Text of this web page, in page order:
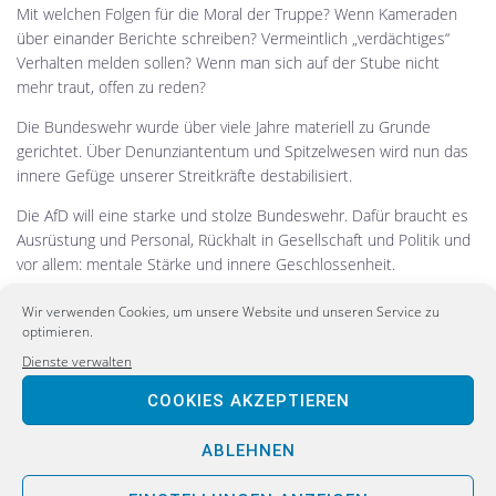
Wir verwenden Cookies, um unsere Website und unseren Service zu
optimieren.
Dienste verwalten
COOKIES AKZEPTIEREN
ABLEHNEN
Mit welchen Folgen für die Moral der Truppe? Wenn Kameraden
über einander Berichte schreiben? Vermeintlich „verdächtiges“
Verhalten melden sollen? Wenn man sich auf der Stube nicht
mehr traut, offen zu reden?
Die Bundeswehr wurde über viele Jahre materiell zu Grunde
gerichtet. Über Denunziantentum und Spitzelwesen wird nun das
innere Gefüge unserer Streitkräfte destabilisiert.
Die AfD will eine starke und stolze Bundeswehr. Dafür braucht es
Ausrüstung und Personal, Rückhalt in Gesellschaft und Politik und
vor allem: mentale Stärke und innere Geschlossenheit.
Das Vorgehen des MAD darf nicht zu einer politischen Säuberung
führen.
—
Welt Online 2020. Mehr als 500 Soldaten unter Verdacht des
Rechtsextremismus. Veröffentlicht: 26.01.2020. Abgerufen:
https://www.welt.de/politik/deutschland/article205345539/MAD-